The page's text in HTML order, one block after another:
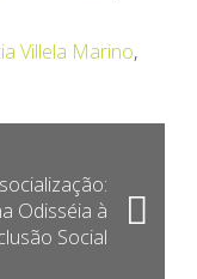
Villela Marino,
Odisséia à
Social